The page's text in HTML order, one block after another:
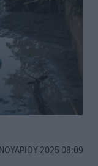
2025 08:09